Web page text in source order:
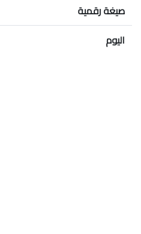
صيغة رقمية
اليوم